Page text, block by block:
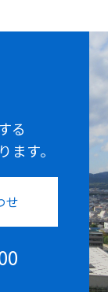
る
ます。
せ